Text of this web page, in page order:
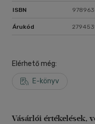
ISBN
Árukód
Elérhető még:
E-könyv
Vásárlói értékelések,